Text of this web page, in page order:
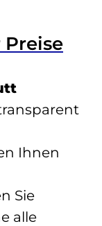
Ihnen
Sie
alle